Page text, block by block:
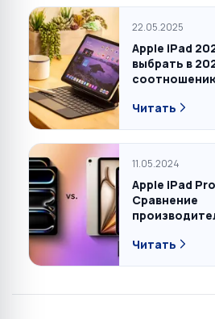
22.05.2025
Apple iPad
выбрать в
актуальных
vs iPad Pro
7 2024, 6 2021.
Читать
11.05.2024
Apple iPad
Сравнение
камеры и
Читать